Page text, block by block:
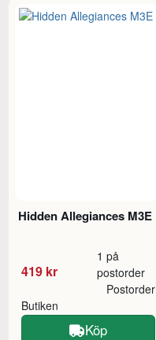
Hidden Allegiances M3E
419 kr
1 på
postorder
Butiken
Postorder
Köp